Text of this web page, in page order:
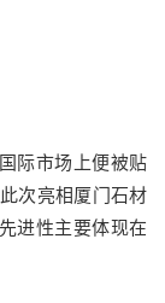
际市场上便被贴
次亮相厦门石材
进性主要体现在